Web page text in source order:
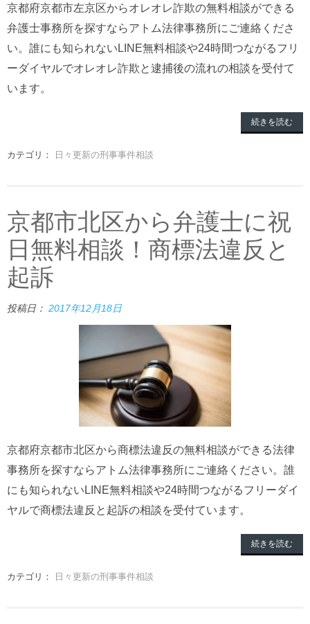
京都府京都市左京区からオレオレ詐欺の無料相談ができる
弁護士事務所を探すならアトム法律事務所にご連絡くださ
い。誰にも知られないLINE無料相談や24時間つながるフリ
ーダイヤルでオレオレ詐欺と逮捕後の流れの相談を受付て
います。
続きを読む
カテゴリ： 日々更新の刑事事件相談
京都市北区から弁護士に祝
日無料相談！商標法違反と
起訴
投稿日： 2017年12月18日
京都府京都市北区から商標法違反の無料相談ができる法律
事務所を探すならアトム法律事務所にご連絡ください。誰
にも知られないLINE無料相談や24時間つながるフリーダイ
ヤルで商標法違反と起訴の相談を受付ています。
続きを読む
カテゴリ： 日々更新の刑事事件相談